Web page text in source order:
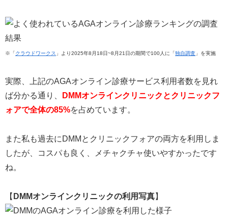
※「クラウドワークス 」より2025年8月18日~8月21日の期間で100人に「独自調査 」を実施
実際、上記のAGAオンライン診療サービス利用者数を見れ
ば分かる通り、
DMMオンラインクリニックとクリニックフ
ォアで全体の85%を占めています。
また私も過去にDMMとクリニックフォアの両方を利用しま
したが、コスパも良く、メチャクチャ使いやすかったです
ね。
【 DMMオンラインクリニックの利用写真】